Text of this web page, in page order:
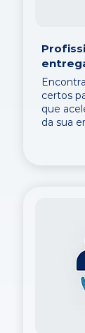
certos
que
da sua